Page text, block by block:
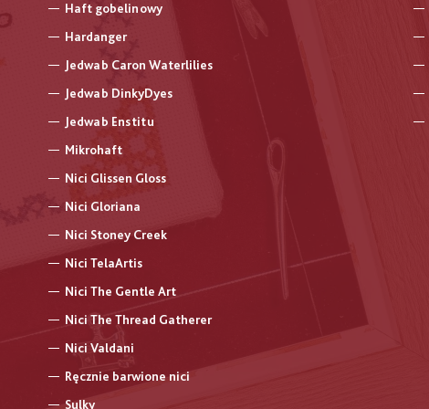
Haft gobelinowy
Hardanger
Jedwab Caron Waterlilies
Jedwab DinkyDyes
Jedwab Enstitu
Mikrohaft
Nici Glissen Gloss
Nici Gloriana
Nici Stoney Creek
Nici TelaArtis
Nici The Gentle Art
Nici The Thread Gatherer
Nici Valdani
Ręcznie barwione nici
Sulky